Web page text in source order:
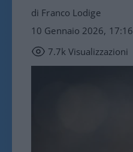
di Franco Lodige
10 Gennaio 2026, 17:16
7.7k Visualizzazioni